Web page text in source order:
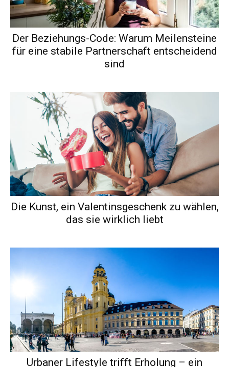
Der Beziehungs-Code: Warum Meilensteine
für eine stabile Partnerschaft entscheidend
sind
Die Kunst, ein Valentinsgeschenk zu wählen,
das sie wirklich liebt
Urbaner Lifestyle trifft Erholung – ein